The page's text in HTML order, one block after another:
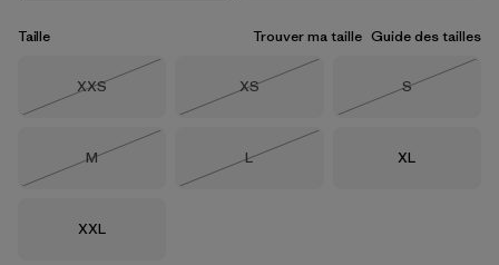
Taille Trouver ma taille Guide des tailles
Taille
XXS
Taille
XS
Taille
S
Taille
M
Taille
L
Taille
XL
Taille
XXL